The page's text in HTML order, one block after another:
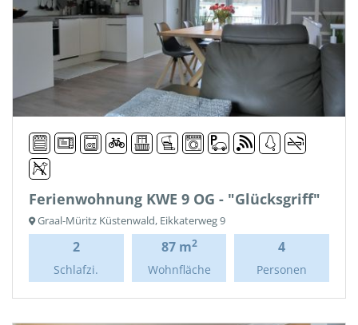
Ferienwohnung KWE 9 OG - "Glücksgriff"
Graal-Müritz Küstenwald, Eikkaterweg 9
2
Schlafzi.
87 m2
Wohnfläche
4
Personen